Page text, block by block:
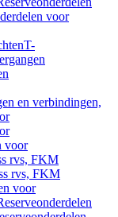
voor
T-
en verbindingen,
voor
rvs, FKM
rvs, FKM
voor